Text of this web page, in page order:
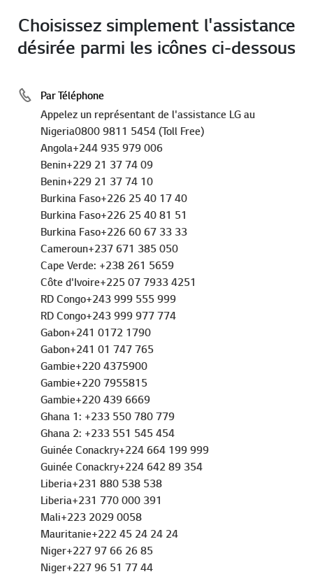
Choisissez simplement l'assistance
désirée parmi les icônes ci-dessous
Par Téléphone
Appelez un représentant de l'assistance LG au
Nigeria0800 9811 5454 (Toll Free)
Angola+244 935 979 006
Benin+229 21 37 74 09
Benin+229 21 37 74 10
Burkina Faso+226 25 40 17 40
Burkina Faso+226 25 40 81 51
Burkina Faso+226 60 67 33 33
Cameroun+237 671 385 050
Cape Verde: +238 261 5659
Côte d'Ivoire+225 07 7933 4251
RD Congo+243 999 555 999
RD Congo+243 999 977 774
Gabon+241 0172 1790
Gabon+241 01 747 765
Gambie+220 4375900
Gambie+220 7955815
Gambie+220 439 6669
Ghana 1: +233 550 780 779
Ghana 2: +233 551 545 454
Guinée Conackry+224 664 199 999
Guinée Conackry+224 642 89 354
Liberia+231 880 538 538
Liberia+231 770 000 391
Mali+223 2029 0058
Mauritanie+222 45 24 24 24
Niger+227 97 66 26 85
Niger+227 96 51 77 44